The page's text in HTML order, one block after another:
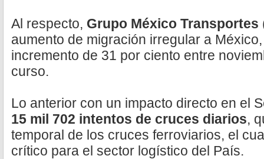
Al respecto, Grupo México Transportes
aumento de migración irregular a
incremento de 31 por ciento entre
curso.
Lo anterior con un impacto directo en el
15 mil 702 intentos de cruces diarios,
temporal de los cruces ferroviarios, el
crítico para el sector logístico del País.